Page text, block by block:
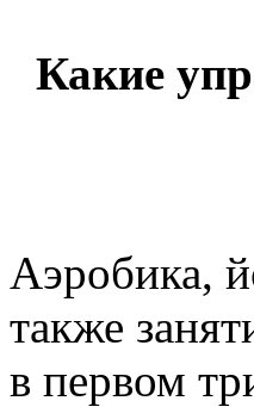
Какие
Аэробика,
также
в первом